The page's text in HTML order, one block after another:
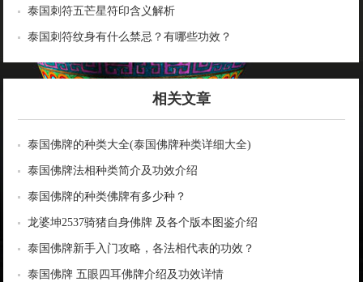
泰国刺符五芒星符印含义解析
泰国刺符纹身有什么禁忌？有哪些功效？
相关文章
泰国佛牌的种类大全(泰国佛牌种类详细大全)
泰国佛牌法相种类简介及功效介绍
泰国佛牌的种类佛牌有多少种？
龙婆坤2537骑猪自身佛牌 及各个版本图鉴介绍
泰国佛牌新手入门攻略，各法相代表的功效？
泰国佛牌 五眼四耳佛牌介绍及功效详情